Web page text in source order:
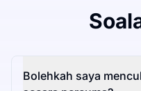
Bolehkah saya